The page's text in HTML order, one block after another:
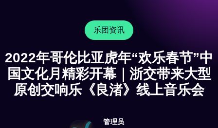
乐团资讯
2022年哥伦比亚虎年“欢乐春节”中
国文化月精彩开幕｜浙交带来大型
原创交响乐《良渚》线上音乐会
管理员